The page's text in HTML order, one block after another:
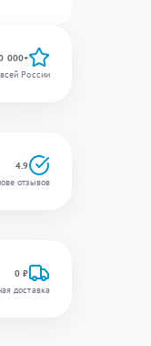
000+
России
4.9
отзывов
0 ₽
доставка